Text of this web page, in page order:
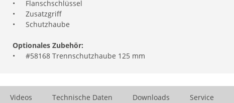
•
Flanschschlüssel
•
Zusatzgriff
•
Schutzhaube
Optionales Zubehör:
•
#58168 Trennschutzhaube 125 mm
Videos Technische Daten Downloads Service